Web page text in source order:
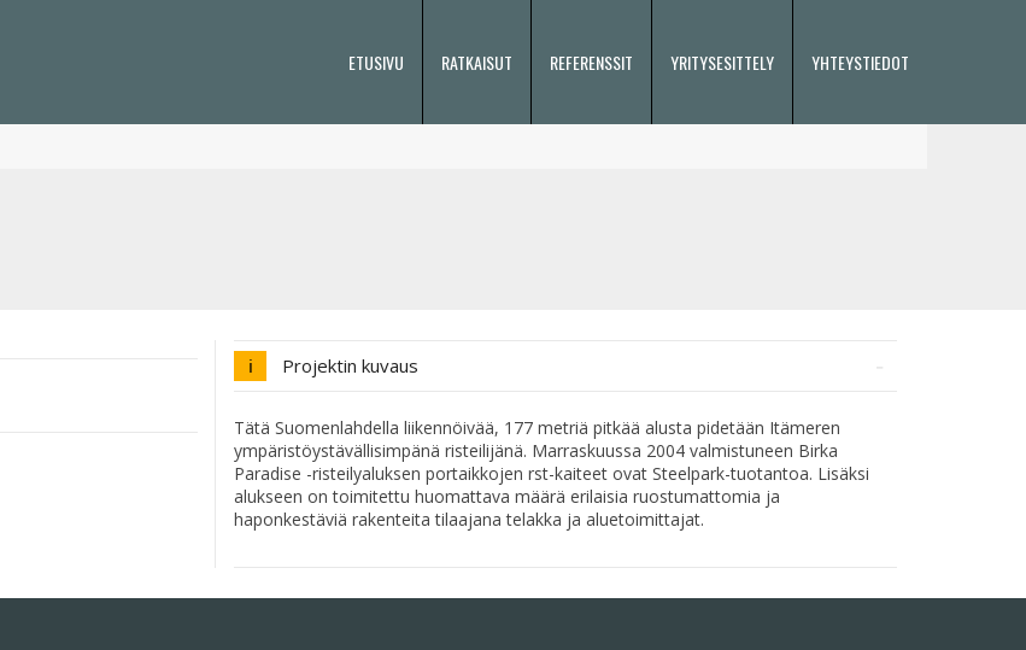
ETUSIVU RATKAISUT REFERENSSIT YRITYSESITTELY YHTEYSTIEDOT
Projektin kuvaus
Tätä Suomenlahdella liikennöivää, 177 metriä pitkää alusta pidetään Itämeren
ympäristöystävällisimpänä risteilijänä. Marraskuussa 2004 valmistuneen Birka
Paradise -risteilyaluksen portaikkojen rst-kaiteet ovat Steelpark-tuotantoa. Lisäksi
alukseen on toimitettu huomattava määrä erilaisia ruostumattomia ja
haponkestäviä rakenteita tilaajana telakka ja aluetoimittajat.